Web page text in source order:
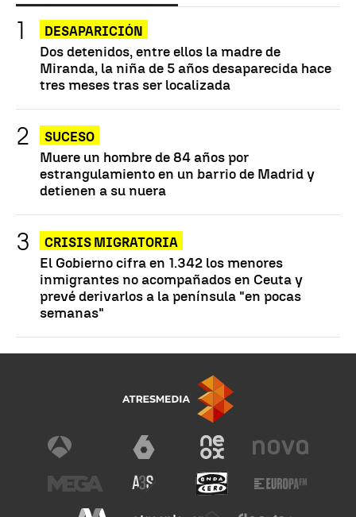
DESAPARICIÓN
Dos detenidos, entre ellos la madre de
Miranda, la niña de 5 años desaparecida hace
tres meses tras ser localizada
SUCESO
Muere un hombre de 84 años por
estrangulamiento en un barrio de Madrid y
detienen a su nuera
CRISIS MIGRATORIA
El Gobierno cifra en 1.342 los menores
inmigrantes no acompañados en Ceuta y
prevé derivarlos a la península "en pocas
semanas"